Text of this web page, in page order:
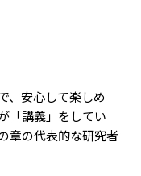
、安心して楽しめ
「講義」をしてい
章の代表的な研究者